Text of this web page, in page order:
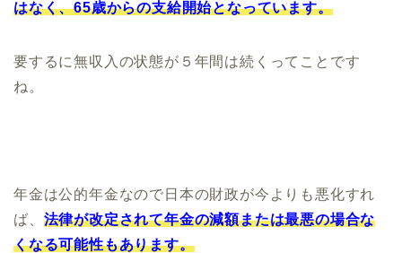
はなく、65歳からの支給開始となっています。
要するに無収入の状態が５年間は続くってことです
ね。
年金は公的年金なので日本の財政が今よりも悪化すれ
ば、 法律が改定されて年金の減額または最悪の場合な
くなる可能性もあります。